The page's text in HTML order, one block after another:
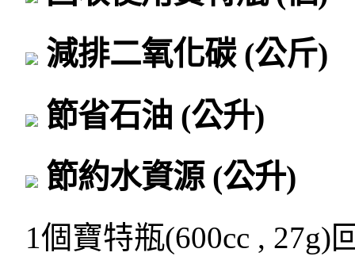
減排二氧化碳 (公斤)
節省石油 (公升)
節約水資源 (公升)
1個寶特瓶(600cc , 27g)